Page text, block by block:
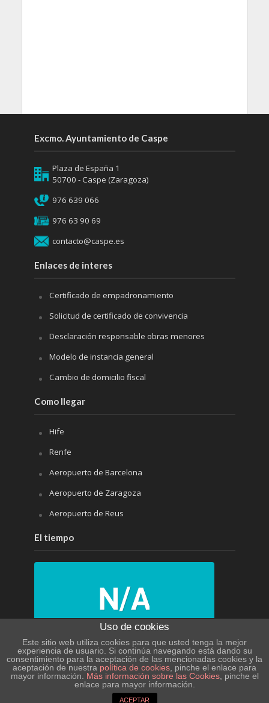
Excmo. Ayuntamiento de Caspe
Plaza de España 1
50700 - Caspe (Zaragoza)
976 639 066
976 63 90 69
contacto@caspe.es
Enlaces de interes
Certificado de empadronamiento
Solicitud de certificado de convivencia
Desclaración responsable obras menores
Modelo de instancia general
Cambio de domicilio fiscal
Como llegar
Hife
Renfe
Aeropuerto de Barcelona
Aeropuerto de Zaragoza
Aeropuerto de Reus
El tiempo
N/A
N/A
PRÓXIMOS 4 DÍAS
Uso de cookies
Este sitio web utiliza cookies para que usted tenga la mejor
experiencia de usuario. Si continúa navegando está dando su
consentimiento para la aceptación de las mencionadas cookies y la
aceptación de nuestra política de cookies , pinche el enlace para
mayor información.
Más información sobre las Cookies, pinche el
enlace para mayor información.
ACEPTAR